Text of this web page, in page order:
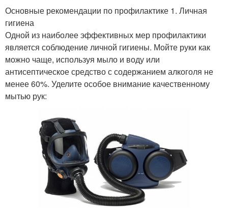
Основные рекомендации по профилактике 1. Личная
гигиена
Одной из наиболее эффективных мер профилактики
является соблюдение личной гигиены. Мойте руки как
можно чаще, используя мыло и воду или
антисептическое средство с содержанием алкоголя не
менее 60%. Уделите особое внимание качественному
мытью рук: